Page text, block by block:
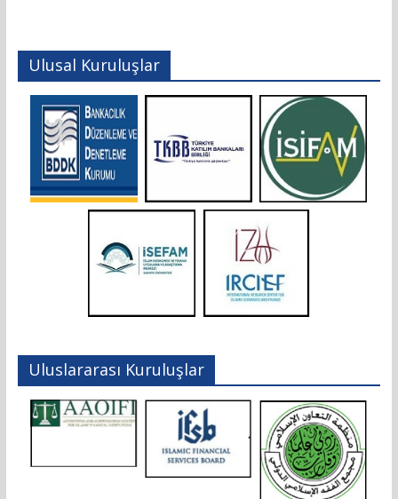
Ulusal Kuruluşlar
Uluslararası Kuruluşlar